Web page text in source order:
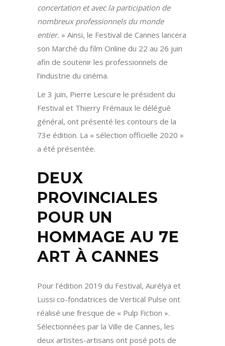
concertation et avec la participation de
nombreux professionnels du monde
entier. » Ainsi, le Festival de Cannes lancera
son Marché du film Online du 22 au 26 juin
afin de soutenir les professionnels de
l’industrie du cinéma.
Le 3 juin, Pierre Lescure le président du
Festival et Thierry Frémaux le délégué
général, ont présenté les contours de la
73e édition. La « sélection officielle 2020 »
a été présentée.
DEUX
PROVINCIALES
POUR UN
HOMMAGE AU 7E
ART À CANNES
Pour l’édition 2019 du Festival, Aurélya et
Lussi co-fondatrices de Vertical Pulse ont
réalisé une fresque de « Pulp Fiction ».
Sélectionnées par la Ville de Cannes, les
deux artistes-artisans ont posé pots de